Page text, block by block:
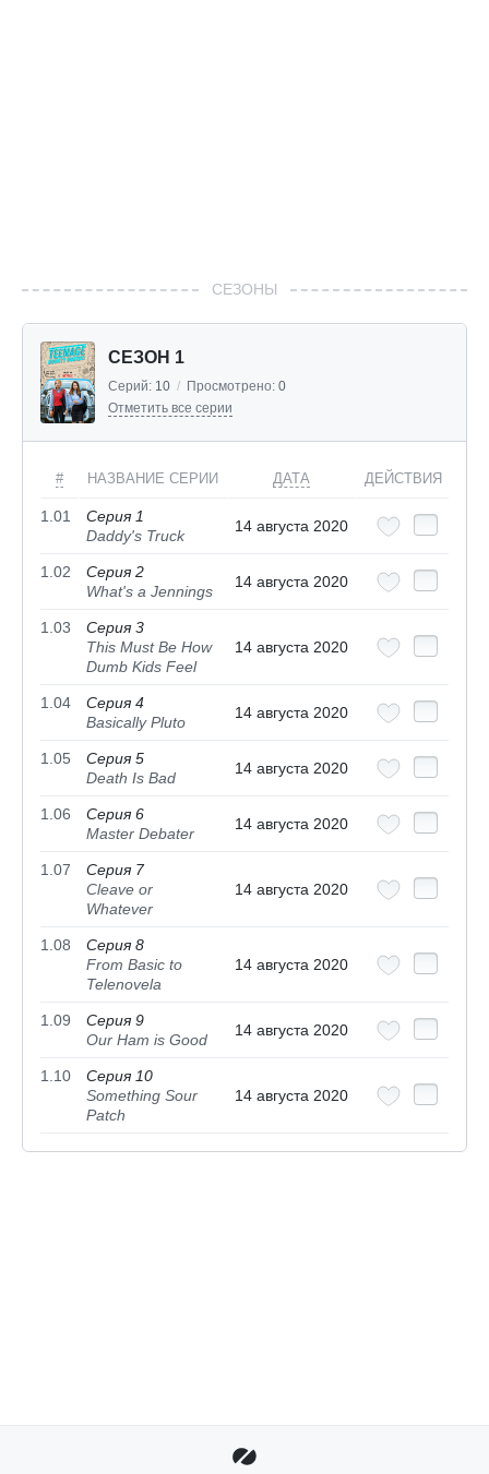
СЕЗОНЫ
СЕЗОН 1
Серий: 10 / Просмотрено: 0
Отметить все серии
# НАЗВАНИЕ СЕРИИ ДАТА ДЕЙСТВИЯ
1.01
Серия 1
Daddy's Truck
14 августа 2020
1.02
Серия 2
What's a Jennings
14 августа 2020
1.03
Серия 3
This Must Be How
Dumb Kids Feel
14 августа 2020
1.04
Серия 4
Basically Pluto
14 августа 2020
1.05
Серия 5
Death Is Bad
14 августа 2020
1.06
Серия 6
Master Debater
14 августа 2020
1.07
Серия 7
Cleave or
Whatever
14 августа 2020
1.08
Серия 8
From Basic to
Telenovela
14 августа 2020
1.09
Серия 9
Our Ham is Good
14 августа 2020
1.10
Серия 10
Something Sour
Patch
14 августа 2020